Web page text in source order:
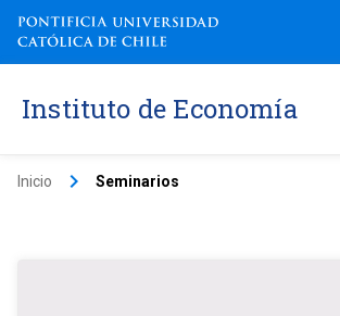
Instituto de Economía
Inicio keyboard_arrow_right Seminarios